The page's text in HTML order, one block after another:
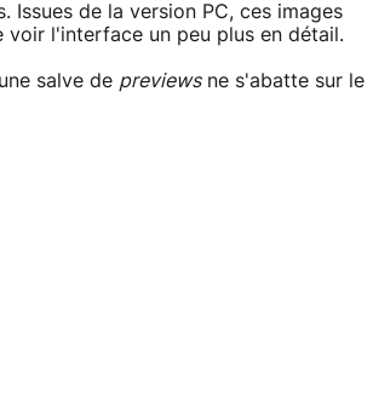
de la version PC, ces images
voir l'interface un peu plus en détail.
salve de previewsne s'abatte sur le